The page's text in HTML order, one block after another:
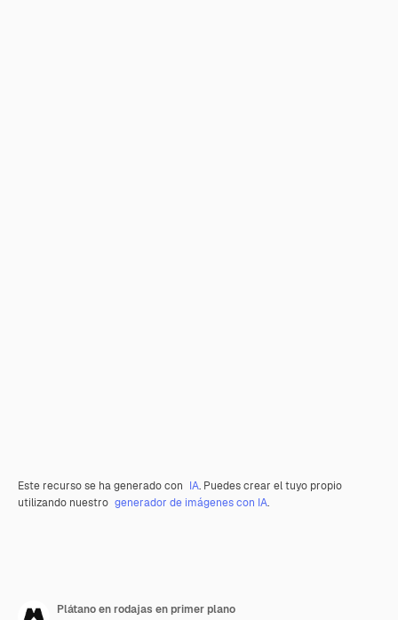
Este recurso se ha generado con IA. Puedes crear el tuyo propio
utilizando nuestro generador de imágenes con IA.
Plátano en rodajas en primer plano